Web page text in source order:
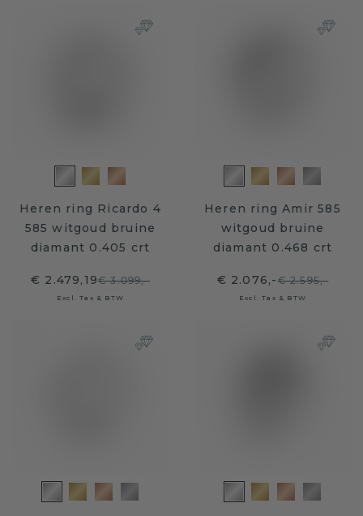
Heren ring Ricardo 4
585 witgoud bruine
diamant 0.405 crt
€ 2.479,19€ 3.099,-
Excl. Tax & BTW
Heren ring Amir 585
witgoud bruine
diamant 0.468 crt
€ 2.076,-€ 2.595,-
Excl. Tax & BTW